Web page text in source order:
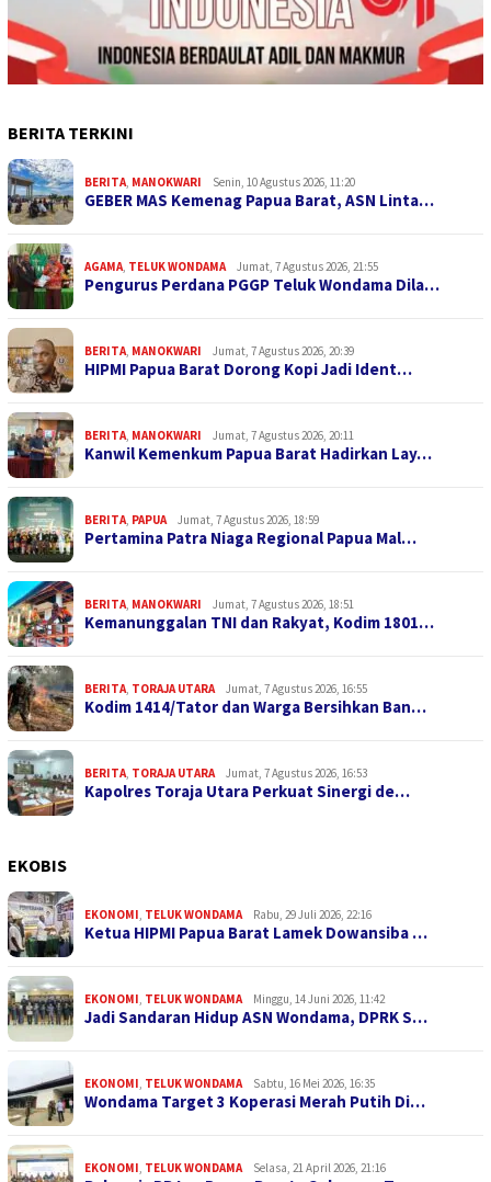
BERITA TERKINI
BERITA MANOKWARI Senin, 10 Agustus 2026, 11:20
GEBER MAS Kemenag Papua Barat, ASN Linta…
AGAMA TELUK WONDAMA Jumat, 7 Agustus 2026, 21:55
Pengurus Perdana PGGP Teluk Wondama Dila…
BERITA MANOKWARI Jumat, 7 Agustus 2026, 20:39
HIPMI Papua Barat Dorong Kopi Jadi Ident…
BERITA MANOKWARI Jumat, 7 Agustus 2026, 20:11
Kanwil Kemenkum Papua Barat Hadirkan Lay…
BERITA PAPUA Jumat, 7 Agustus 2026, 18:59
Pertamina Patra Niaga Regional Papua Mal…
BERITA MANOKWARI Jumat, 7 Agustus 2026, 18:51
Kemanunggalan TNI dan Rakyat, Kodim 1801…
BERITA TORAJA UTARA Jumat, 7 Agustus 2026, 16:55
Kodim 1414/Tator dan Warga Bersihkan Ban…
BERITA TORAJA UTARA Jumat, 7 Agustus 2026, 16:53
Kapolres Toraja Utara Perkuat Sinergi de…
EKOBIS
EKONOMI TELUK WONDAMA Rabu, 29 Juli 2026, 22:16
Ketua HIPMI Papua Barat Lamek Dowansiba …
EKONOMI TELUK WONDAMA Minggu, 14 Juni 2026, 11:42
Jadi Sandaran Hidup ASN Wondama, DPRK S…
EKONOMI TELUK WONDAMA Sabtu, 16 Mei 2026, 16:35
Wondama Target 3 Koperasi Merah Putih Di…
EKONOMI TELUK WONDAMA Selasa, 21 April 2026, 21:16